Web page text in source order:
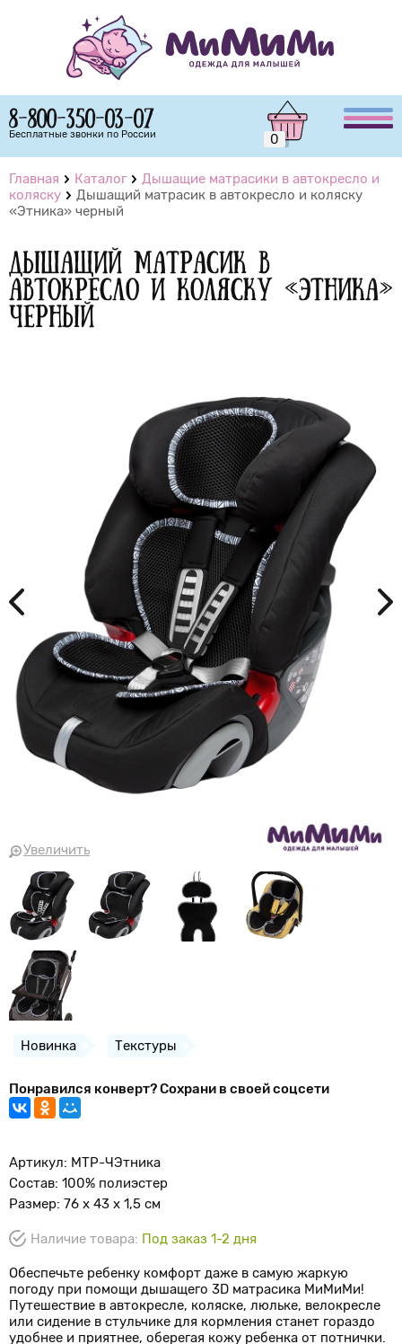
8-800-350-03-07
Бесплатные звонки по России 0
Главная Каталог
Дышащие матрасики в автокресло и
коляску
Дышащий матрасик в автокресло и коляску
«Этника» черный
Дышащий матрасик в
автокресло и коляску «Этника»
черный
Увеличить
Новинка Текстуры
Понравился конверт? Сохрани в своей соцсети
Артикул: МТР-ЧЭтника
Состав: 100% полиэстер
Размер: 76 x 43 x 1,5 см
Наличие товара: Под заказ 1-2 дня
Обеспечьте ребенку комфорт даже в самую жаркую
погоду при помощи дышащего 3D матрасика МиМиМи!
Путешествие в автокресле, коляске, люльке, велокресле
или сидение в стульчике для кормления станет гораздо
удобнее и приятнее, оберегая кожу ребенка от потнички.